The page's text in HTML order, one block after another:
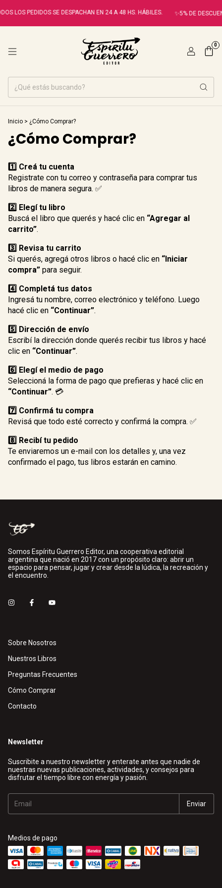
LOS PEDIDOS SE DESPACHAN EN 24 A 48 HS. HÁBILES. ✨5% DE
0
Inicio > ¿Cómo Comprar?
¿Cómo Comprar?
1️⃣ Creá tu cuenta
Registrate con tu correo y contraseña para comprar tus
libros de manera segura. ✅
2️⃣ Elegí tu libro
Buscá el libro que querés y hacé clic en “Agregar al
carrito”.
3️⃣ Revisa tu carrito
Si querés, agregá otros libros o hacé clic en “Iniciar
compra” para seguir.
4️⃣ Completá tus datos
Ingresá tu nombre, correo electrónico y teléfono. Luego
hacé clic en “Continuar”.
5️⃣ Dirección de envío
Escribí la dirección donde querés recibir tus libros y hacé
clic en “Continuar”.
6️⃣ Elegí el medio de pago
Seleccioná la forma de pago que prefieras y hacé clic en
“Continuar”. 💳
7️⃣ Confirmá tu compra
Revisá que todo esté correcto y confirmá la compra. ✅
8️⃣ Recibí tu pedido
Te enviaremos un e-mail con los detalles y, una vez
confirmado el pago, tus libros estarán en camino.
Somos Espíritu Guerrero Editor, una cooperativa editorial
argentina que nació en 2017 con un propósito claro: abrir un
espacio para pensar, jugar y crear desde la lúdica, la recreación y
el encuentro.
Sobre Nosotros
Nuestros Libros
Preguntas Frecuentes
Cómo Comprar
Contacto
Newsletter
Suscribite a nuestro newsletter y enterate antes que nadie de
nuestras nuevas publicaciones, actividades, y consejos para
disfrutar el tiempo libre con energía y pasión.
Medios de pago